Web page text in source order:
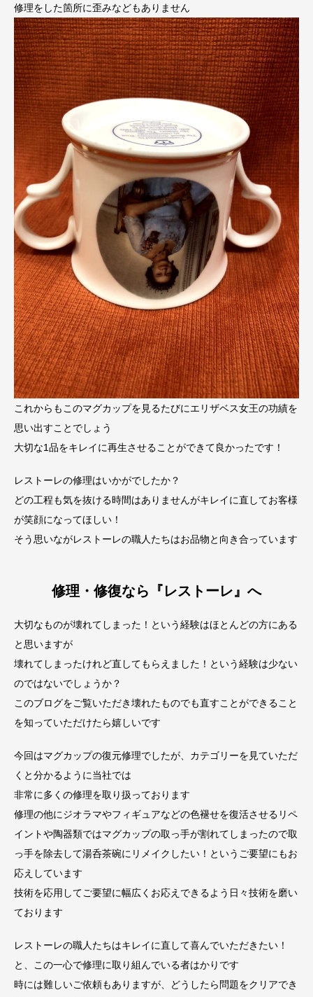
修理をした箇所に歪みなどもありません
これからもこのマグカップを見るたびにエリザベス女王の功績を
思い出すことでしょう
大切な1品をキレイに再生させることができて良かったです！
レストーレの修理はいかがでしたか？
どの工程も気を抜ける時間はありませんがキレイに直してお客様
が笑顔になってほしい！
そう思いながレストーレの職人たちはお品物と向き合っています
修理・修復なら『レストーレ』へ
大切なものが壊れてしまった！という経験はほとんどの方にある
と思いますが
壊れてしまったけれど直してもらえました！という経験は少ない
のではないでしょうか？
このブログをご覧いただき壊れたものでも直すことができること
を知っていただけたら嬉しいです
今回はマグカップの復元修理でしたが、カテゴリーを見ていただ
くと分かるように当社では
非常に多くの修理を取り扱っております
修理の他にジオラマやフィギュアなどの色褪せを復活させるリペ
イントや陶器類ではマグカップの取っ手が割れてしまったので取
っ手を除去して湯呑茶碗にリメイクしたい！というご要望にもお
応えしています
技術を応用してご要望に幅広くお応えできるよう日々技術を磨い
ております
レストーレの職人たちはキレイに直して喜んでいただきたい！
と、この一心で修理に取り組んでいる者はかりです
時には難しいご依頼もありますが、どうしたら問題をクリアでき